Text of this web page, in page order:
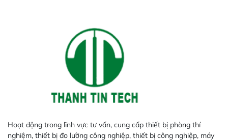
Hoạt động trong lĩnh vực tư vấn, cung cấp thiết bị phòng thí
nghiệm, thiết bị đo lường công nghiệp, thiết bị công nghiệp, máy